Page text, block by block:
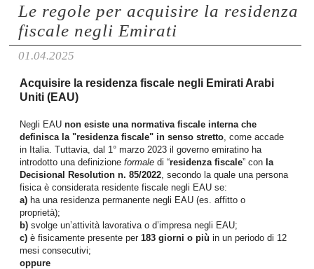
Le regole per acquisire la residenza
fiscale negli Emirati
01.04.2025
Acquisire la residenza fiscale negli Emirati Arabi
Uniti (EAU)
Negli EAUnon esiste una normativa fiscale interna che
definisca la "residenza fiscale" in senso stretto , come accade
in Italia. Tuttavia, dal 1° marzo 2023 il governo emiratino ha
introdotto una definizioneformale di “residenza fiscale” con la
Decisional Resolution n. 85/2022 , secondo la quale una persona
fisica è considerata residente fiscale negli EAU se:
a) ha una residenza permanente negli EAU (es. affitto o
proprietà);
b) svolge un’attività lavorativa o d’impresa negli EAU;
c) è fisicamente presente per 183 giorni o più in un periodo di 12
mesi consecutivi;
oppure